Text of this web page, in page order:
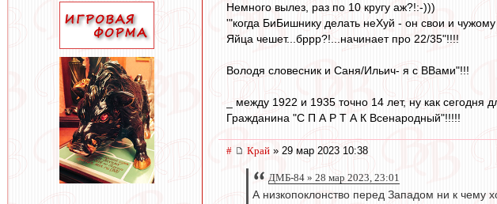
Немного вылез, раз по 10 кругу аж?!:-)))
'"когда БиБишнику делать неХуй - он свои и чужому
Яйца чешет...бррр?!...начинает про 22/35"!!!!
Володя словесник и Саня/Ильич- я с ВВами"!!!
_ между 1922 и 1935 точно 14 лет, ну как сегодня
Гражданина "С П А Р Т А К Всенародный"!!!!!
# Край » 29 мар 2023 10:38
ДМБ-84 » 28 мар 2023, 23:01
А низкопоклонство перед Западом ни к чему